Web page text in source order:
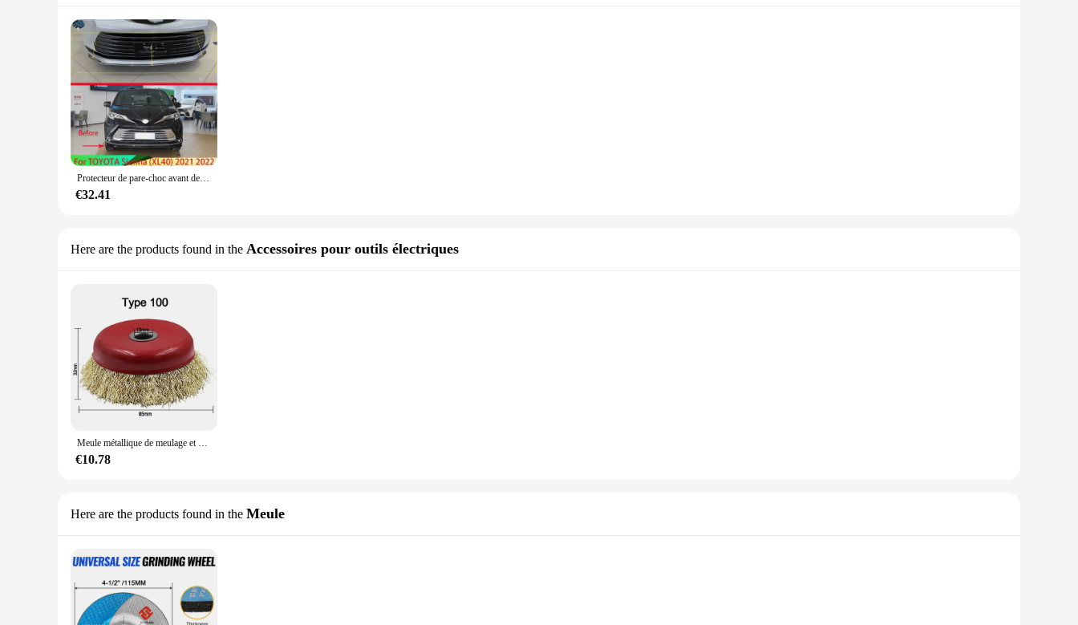
Protecteur de pare-choc avant de dérapage pour TOYOTA Sienna (XL40), plaque de protection d'angle en acier inoxydable 2021 2022
€32.41
Here are the products found in the Accessoires pour outils électriques
Meule métallique de meulage et de rouille, meuleuse d'angle, meule de polissage en métal, type bol en acier inoxydable, meule à brosse métallique, 100, 125
€10.78
Here are the products found in the Meule